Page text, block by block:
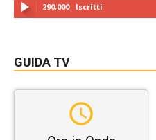
290,000 Iscritti
GUIDA TV